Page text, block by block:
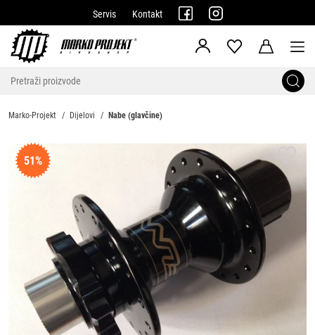
Servis Kontakt
Marko-Projekt Dijelovi Nabe (glavčine)
51%